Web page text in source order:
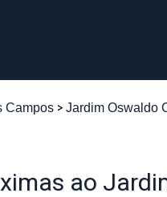
Campos Jardim Oswaldo
ao